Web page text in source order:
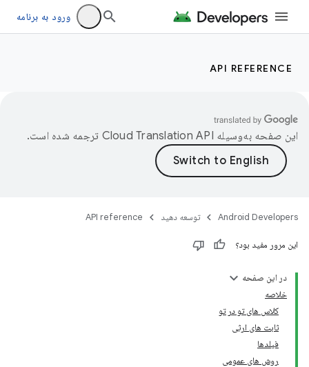
ورود به برنامه
API REFERENCE
این صفحه به‌وسیله ترجمه شده است.
Android Developers توسعه دهید API reference
این مرور مفید بود؟
در این صفحه
خلاصه
کلاس های تو در تو
ثابت های ارثی
فیلدها
روش های عمومی